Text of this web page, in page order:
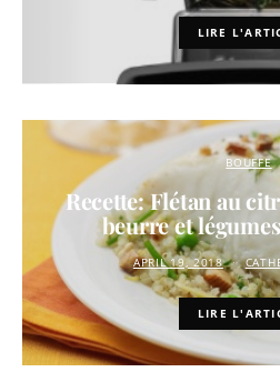
LIRE
BOUFFE
Recette: Flétan au
beurre et
APRIL 19, 2018
LIRE